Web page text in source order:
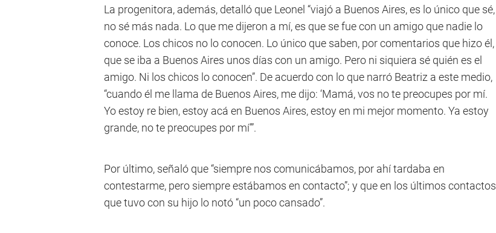
La progenitora, además, detalló que Leonel “viajó a Buenos Aires, es lo único que sé,
no sé más nada. Lo que me dijeron a mí, es que se fue con un amigo que nadie lo
conoce. Los chicos no lo conocen. Lo único que saben, por comentarios que hizo él,
que se iba a Buenos Aires unos días con un amigo. Pero ni siquiera sé quién es el
amigo. Ni los chicos lo conocen”. De acuerdo con lo que narró Beatriz a este medio,
“cuando él me llama de Buenos Aires, me dijo: ‘Mamá, vos no te preocupes por mí.
Yo estoy re bien, estoy acá en Buenos Aires, estoy en mi mejor momento. Ya estoy
grande, no te preocupes por mí’”.
Por último, señaló que “siempre nos comunicábamos, por ahí tardaba en
contestarme, pero siempre estábamos en contacto”; y que en los últimos contactos
que tuvo con su hijo lo notó “un poco cansado”.